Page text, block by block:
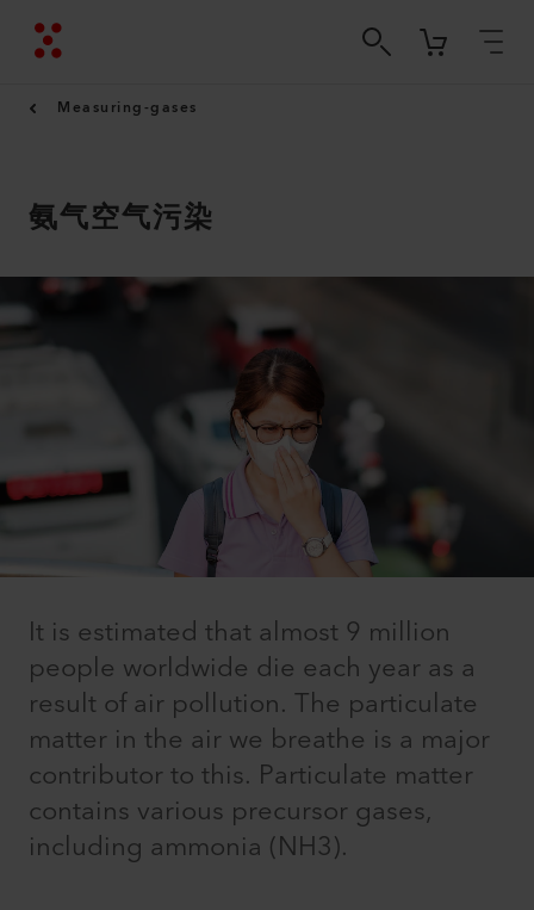
Measuring-gases
氨气空气污染
It is estimated that almost 9 million
people worldwide die each year as a
result of air pollution. The particulate
matter in the air we breathe is a major
contributor to this. Particulate matter
contains various precursor gases,
including ammonia (NH3).